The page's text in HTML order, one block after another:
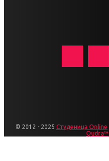
© 2012 - 2025 Студеница Online
Qudra™